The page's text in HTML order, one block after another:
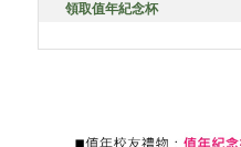
領取值年紀念杯